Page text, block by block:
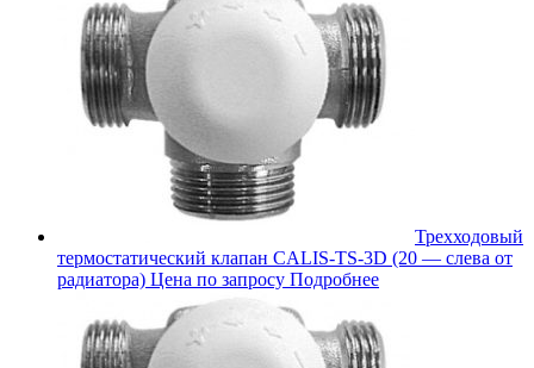
Трехходовый
термостатический клапан CALIS-TS-3D (20 — слева от
радиатора) Цена по запросу Подробнее